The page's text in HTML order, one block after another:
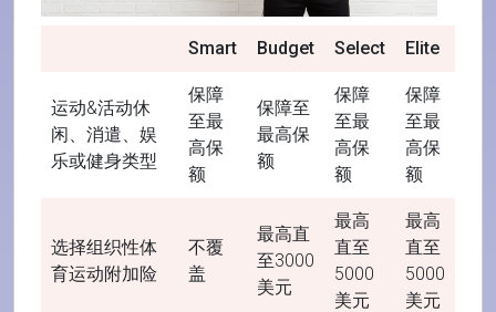
Smart Budget Select Elite
运动&活动休
闲、消遣、娱
乐或健身类型
保障
至最
高保
额
保障至
最高保
额
保障
至最
高保
额
保障
至最
高保
额
选择组织性体
育运动附加险
不覆
盖
最高直
至3000
美元
最高
直至
5000
美元
最高
直至
5000
美元